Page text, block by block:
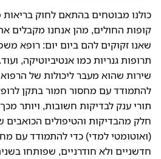
כולנו מבוטחים בהתאם לחוק
קופות החולים, מהן אנחנו מקבלים
שאנו זקוקים להם ביום יום: רופא
תרופות גנריות כמו אנטיביוטיקה,
שירות שהוא מעבר ליכולות של
להתמודד עם מחסור חמור בתקן
תורי ענק לבדיקות חשובות, ויותר
חלק מהבדיקות והטיפולים הכואבים
(ואוטומטי למדי) כדי להתמודד עם
חדשניים ולא חודרניים, שפותחו